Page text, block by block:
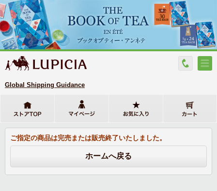
Global Shipping Guidance
ご指定の商品は完売または販売終了いたしました。